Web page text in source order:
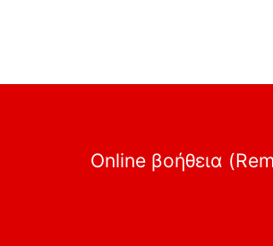
Online βοήθεια